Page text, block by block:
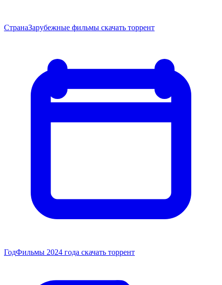
СтранаЗарубежные фильмы скачать торрент
ГодФильмы 2024 года скачать торрент